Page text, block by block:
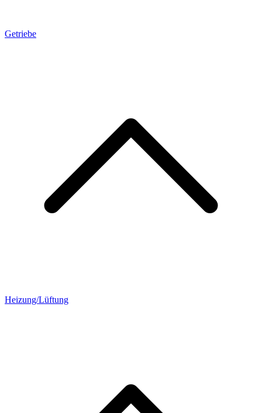
Getriebe
Heizung/Lüftung